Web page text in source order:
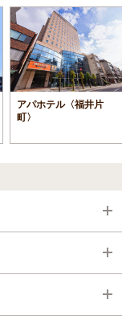
アパホテル〈福井片
町〉